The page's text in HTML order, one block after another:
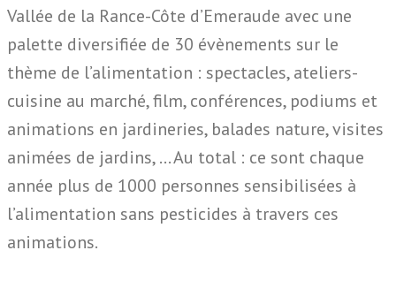
Vallée de la Rance-Côte d’Emeraude avec une
palette diversifiée de 30 évènements sur le
thème de l’alimentation : spectacles, ateliers-
cuisine au marché, film, conférences, podiums et
animations en jardineries, balades nature, visites
animées de jardins, … Au total : ce sont chaque
année plus de 1000 personnes sensibilisées à
l’alimentation sans pesticides à travers ces
animations.